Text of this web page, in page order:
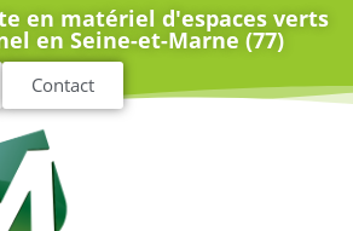
en matériel d'espaces verts
en Seine-et-Marne (77)
Contact